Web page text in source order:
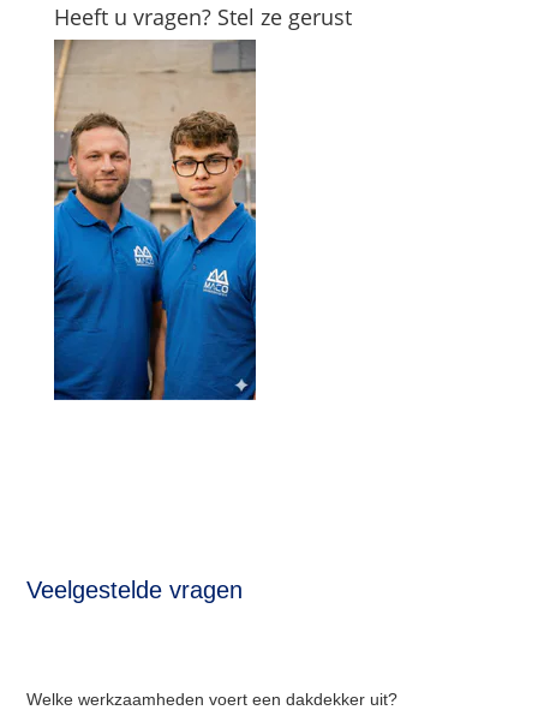
Heeft u vragen? Stel ze gerust
Veelgestelde vragen
Welke werkzaamheden voert een dakdekker uit?